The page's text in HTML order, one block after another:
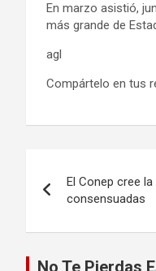
En marzo asistió,
más grande de
agl
Compártelo en tus
de
entradas
El Conep cree
consensuadas
No Te Pierdas